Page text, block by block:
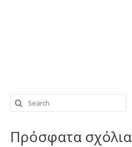
Search
for:
Πρόσφατα σχόλια